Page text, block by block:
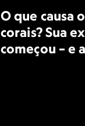
O que causa
corais? Sua
começou – e